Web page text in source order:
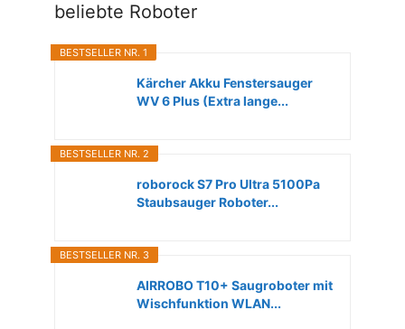
beliebte Roboter
BESTSELLER NR. 1
Kärcher Akku Fenstersauger
WV 6 Plus (Extra lange...
BESTSELLER NR. 2
roborock S7 Pro Ultra 5100Pa
Staubsauger Roboter...
BESTSELLER NR. 3
AIRROBO T10+ Saugroboter mit
Wischfunktion WLAN...